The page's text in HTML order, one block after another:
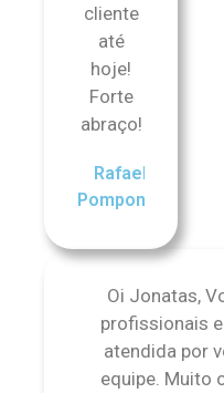
cliente
até
hoje!
Forte
abraço!
Rafael
Pomponet
Oi Jonatas,
profissionais
atendida por
equipe. Muito